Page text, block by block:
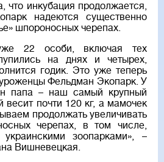
что инкубация продолжается,
надеются существенно
шпороносных черепах.
22 особи, включая тех
на днях и четырех,
годик. Это уже теперь
Фельдман Экопарк. У
папа – наш самый крупный
весит почти 120 кг, а мамочек
продолжать увеличивать
черепах, в том числе,
зоопарками», –
Вишневецкая.